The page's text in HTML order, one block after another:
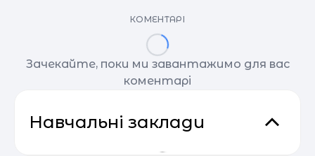
КОМЕНТАРІ
Зачекайте, поки ми завантажимо для вас
коментарі
Навчальні заклади